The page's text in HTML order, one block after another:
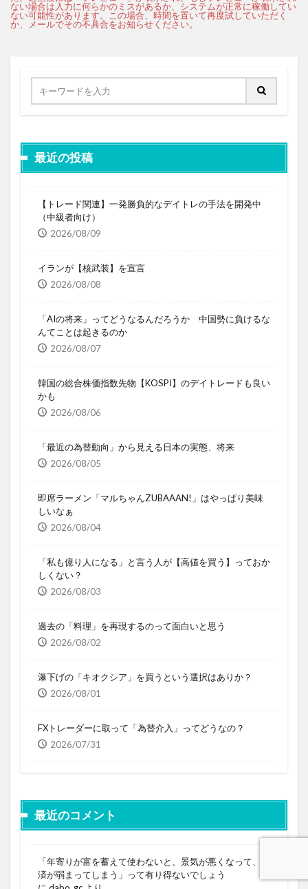
最近の投稿
【トレード関連】一発勝負的なデイトレの手法を開発中
（中級者向け）
2026/08/09
イランが【核武装】を宣言
2026/08/08
「AIの将来」ってどうなるんだろうか 中国勢に負けるな
んてことは起きるのか
2026/08/07
韓国の総合株価指数先物【KOSPI】のデイトレードも良い
かも
2026/08/06
「最近の為替動向」から見える日本の実態、将来
2026/08/05
即席ラーメン「マルちゃんZUBAAAN!」はやっぱり美味
しいなぁ
2026/08/04
「私も億り人になる」と言う人が【高値を買う】っておか
しくない？
2026/08/03
過去の「料理」を再現するのって面白いと思う
2026/08/02
瀑下げの「キオクシア」を買うという選択はありか？
2026/08/01
FXトレーダーに取って「為替介入」ってどうなの？
2026/07/31
最近のコメント
「年寄りが富を蓄えて使わないと、景気が悪くなって、経
済が弱まってしまう」って有り得ないでしょう